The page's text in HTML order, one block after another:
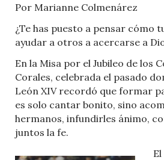
Por Marianne Colmenárez
¿Te has puesto a pensar cómo
ayudar a otros a acercarse a
En la Misa por el Jubileo de los
Corales, celebrada el pasado
León XIV recordó que formar
es solo cantar bonito, sino
hermanos, infundirles ánimo,
juntos la fe.